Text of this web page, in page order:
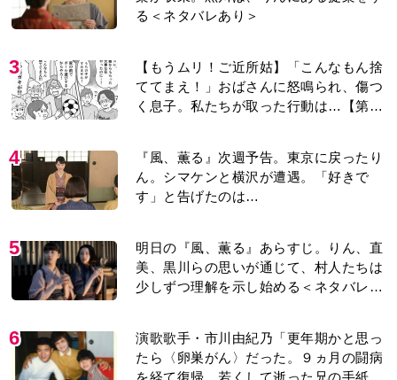
3
【もうムリ！ご近所姑】「こんなもん捨
く息子。私たちが取った行動は…【第3
話】
4
『風、薫る』次週予告。東京に戻ったり
す」と告げたのは…
5
明日の『風、薫る』あらすじ。りん、直
少しずつ理解を示し始める＜ネタバレあ
り＞
6
演歌歌手・市川由紀乃「更年期かと思っ
を経て復帰。若くして逝った兄の手紙を
今も支えに」【2026上半期BEST】